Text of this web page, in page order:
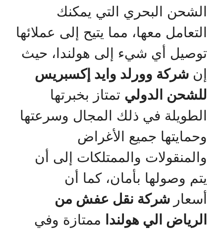
الشحن البحري التي يمكنك
التعامل معها، مما يتيح إلى عملائها
توصيل أي شيء إلى هولندا، حيث
إن شركة وورلد وايد إكسبريس
للشحن الدولي تمتاز بخبرتها
الطويلة في ذلك المجال وسرعتها
وحمايتها جميع الأغراض
والمنقولات والممتلكات إلى أن
يتم وصولها بأمان، كما أن
أسعار شركة نقل عفش من
الرياض الي هولندا ممتازة وفي